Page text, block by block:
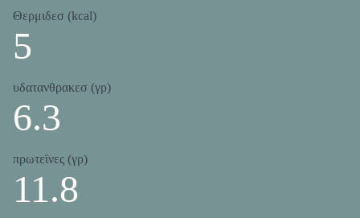
Θερμιδεσ (kcal)
5
υδατανθρακεσ (γρ)
6.3
πρωτεϊνες (γρ)
11.8